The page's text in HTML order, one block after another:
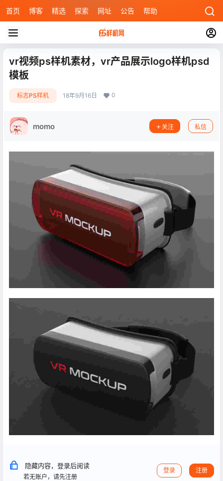
首页 博客 精选 探索 网址 公告 帮助
vr视频ps样机素材，vr产品展示logo样机psd
模板
标志PS样机 18年9月16日 0
momo 关注 私信
隐藏内容，登录后阅读
若无账户，请先注册
登录 注册